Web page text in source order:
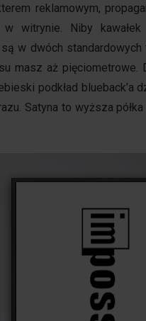
reklamowym,
witrynie. Niby
w dwóch
masz aż pięciometrowe.
podkład blueback’a
Satyna to wyższa